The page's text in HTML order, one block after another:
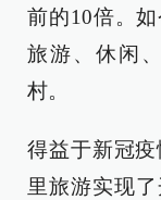
前的10倍。
旅游、休闲
村。
得益于新冠
里旅游实现